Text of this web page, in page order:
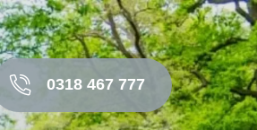
0318 467 777